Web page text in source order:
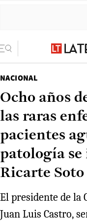
NACIONAL
Ocho años
las raras
pacientes
patología
Ricarte Soto
El presidente de la
Juan Luis Castro,